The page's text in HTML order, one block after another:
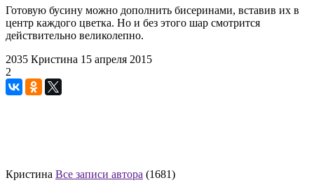
Готовую бусину можно дополнить бисеринами, вставив их в
центр каждого цветка. Но и без этого шар смотрится
действительно великолепно.
2035 Кристина 15 апреля 2015
2
Кристина Все записи автора (1681)